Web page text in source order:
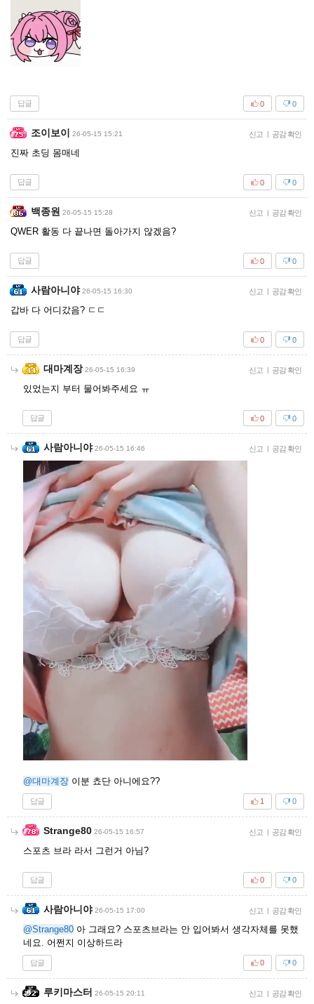
답글 0
0
조이보이 26-05-15 15:21 신고 | 공감 확인
진짜 초딩 몸매네
답글 0
0
백종원 26-05-15 15:28 신고 | 공감 확인
QWER 활동 다 끝나면 돌아가지 않겠음?
답글 0
0
사람아니야 26-05-15 16:30 신고 | 공감 확인
갑바 다 어디갔음? ㄷㄷ
답글 0
0
대마계장 26-05-15 16:39 신고 | 공감 확인
있었는지 부터 물어봐주세요 ㅠ
답글 0
0
사람아니야 26-05-15 16:46 신고 | 공감 확인
@대마계장 이분 쵸단 아니에요??
답글 0
1
Strange80 26-05-15 16:57 신고 | 공감 확인
스포츠 브라 라서 그런거 아님?
답글 0
0
사람아니야 26-05-15 17:00 신고 | 공감 확인
@Strange80 아 그래요? 스포츠브라는 안 입어봐서 생각자체를 못했
네요. 어쩐지 이상하드라
답글 0
0
루키마스터 26-05-15 20:11 신고 | 공감 확인